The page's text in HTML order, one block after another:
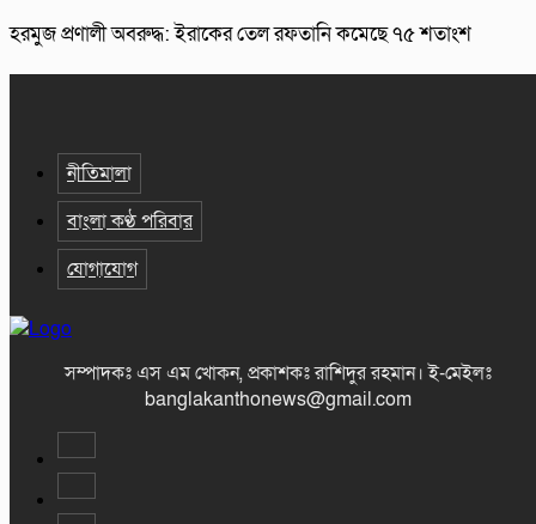
হরমুজ প্রণালী অবরুদ্ধ: ইরাকের তেল রফতানি কমেছে ৭৫ শতাংশ
নীতিমালা
বাংলা কণ্ঠ পরিবার
যোগাযোগ
সম্পাদকঃ এস এম খোকন, প্রকাশকঃ রাশিদুর রহমান।ই-মেইলঃ
banglakanthonews@gmail.com